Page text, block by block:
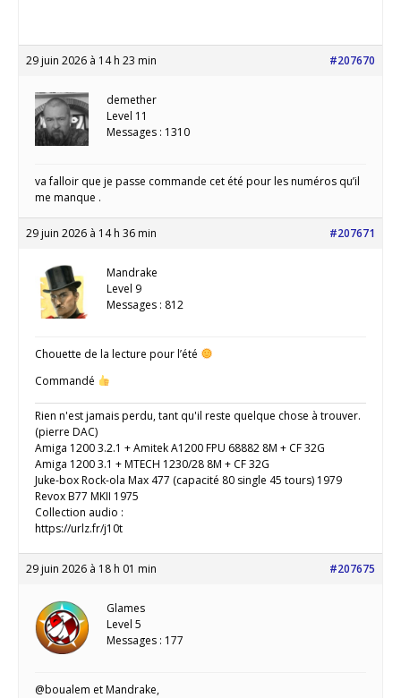
29 juin 2026 à 14 h 23 min #207670
demether
Level 11
Messages : 1310
va falloir que je passe commande cet été pour les numéros qu’il
me manque .
29 juin 2026 à 14 h 36 min #207671
Mandrake
Level 9
Messages : 812
Chouette de la lecture pour l’été
Commandé
Rien n'est jamais perdu, tant qu'il reste quelque chose à trouver.
(pierre DAC)
Amiga 1200 3.2.1 + Amitek A1200 FPU 68882 8M + CF 32G
Amiga 1200 3.1 + MTECH 1230/28 8M + CF 32G
Juke-box Rock-ola Max 477 (capacité 80 single 45 tours) 1979
Revox B77 MKII 1975
Collection audio :
https://urlz.fr/j10t
29 juin 2026 à 18 h 01 min #207675
Glames
Level 5
Messages : 177
@boualem et Mandrake,